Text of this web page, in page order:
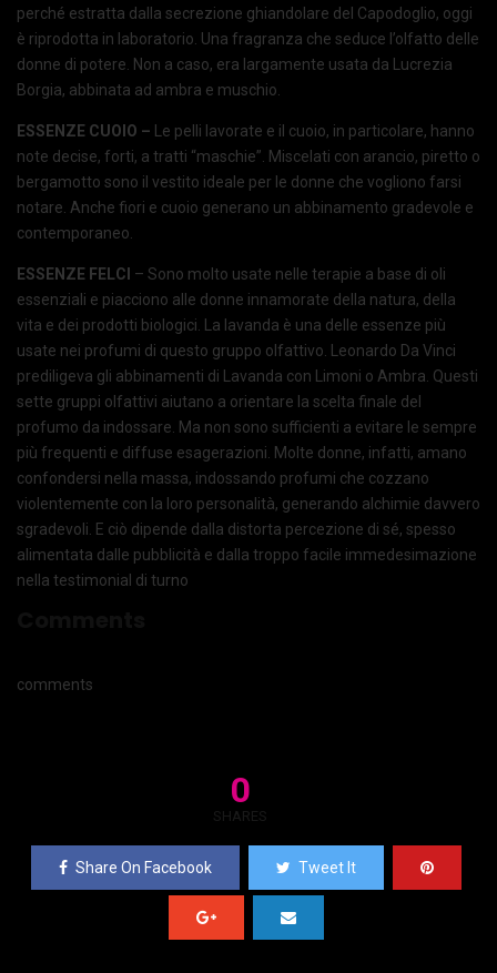
perché estratta dalla secrezione ghiandolare del Capodoglio, oggi
è riprodotta in laboratorio. Una fragranza che seduce l’olfatto delle
donne di potere. Non a caso, era largamente usata da Lucrezia
Borgia, abbinata ad ambra e muschio.
ESSENZE CUOIO – Le pelli lavorate e il cuoio, in particolare, hanno
note decise, forti, a tratti “maschie”. Miscelati con arancio, piretto o
bergamotto sono il vestito ideale per le donne che vogliono farsi
notare. Anche fiori e cuoio generano un abbinamento gradevole e
contemporaneo.
ESSENZE FELCI – Sono molto usate nelle terapie a base di oli
essenziali e piacciono alle donne innamorate della natura, della
vita e dei prodotti biologici. La lavanda è una delle essenze più
usate nei profumi di questo gruppo olfattivo. Leonardo Da Vinci
prediligeva gli abbinamenti di Lavanda con Limoni o Ambra. Questi
sette gruppi olfattivi aiutano a orientare la scelta finale del
profumo da indossare. Ma non sono sufficienti a evitare le sempre
più frequenti e diffuse esagerazioni. Molte donne, infatti, amano
confondersi nella massa, indossando profumi che cozzano
violentemente con la loro personalità, generando alchimie davvero
sgradevoli. E ciò dipende dalla distorta percezione di sé, spesso
alimentata dalle pubblicità e dalla troppo facile immedesimazione
nella testimonial di turno
comments
0
SHARES
Share On Facebook Tweet It